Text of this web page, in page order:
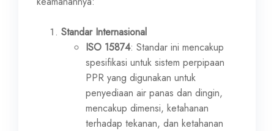
Standar Internasional
ISO 15874: Standar ini mencakup
spesifikasi untuk sistem perpipaan
PPR yang digunakan untuk
penyediaan air panas dan dingin,
mencakup dimensi, ketahanan
terhadap tekanan, dan ketahanan